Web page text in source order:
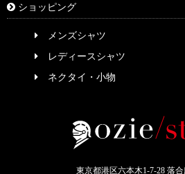
ショッピング
メンズシャツ
レディースシャツ
ネクタイ・小物
東京都港区六本木1-7-28 落